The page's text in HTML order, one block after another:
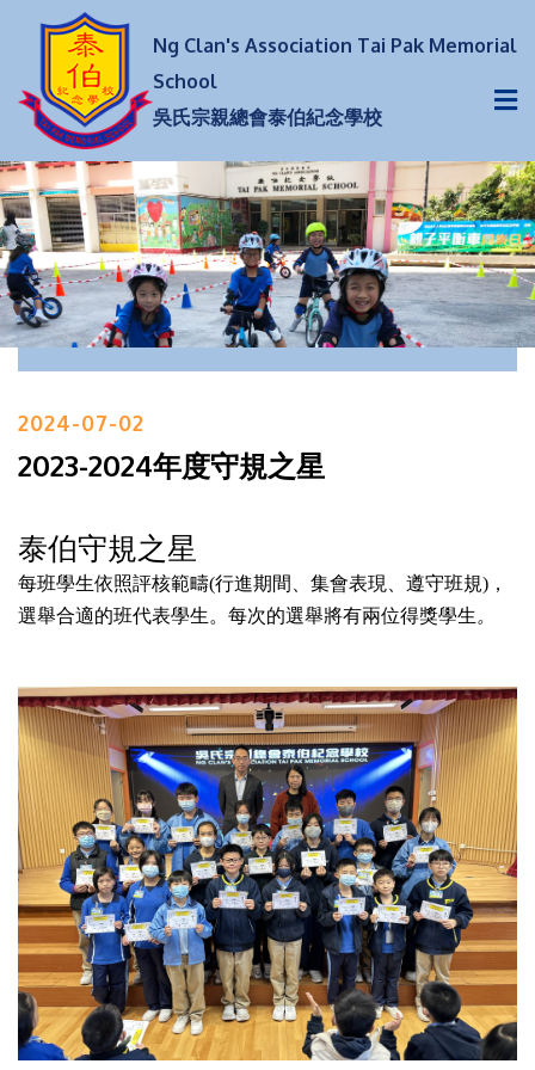
Ng Clan's Association Tai Pak Memorial
School
吳氏宗親總會泰伯紀念學校
2024-07-02
2023-2024年度守規之星
泰伯守規之星
每班學生依照評核範疇(行進期間、集會表現、遵守班規)，
選舉合適的班代表學生。每次的選舉將有兩位得獎學生。